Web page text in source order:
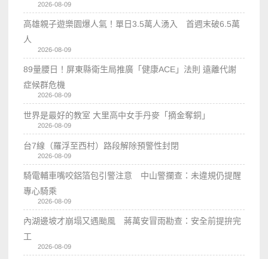
2026-08-09
高雄親子遊樂園爆人氣！單日3.5萬人湧入 首週末破6.5萬
人
2026-08-09
89量腰日！屏東縣衛生局推廣「健康ACE」法則 遠離代謝
症候群危機
2026-08-09
世界是最好的教室 大里高中女手丹麥「摘金奪銅」
2026-08-09
台7線（羅浮至西村）路段解除預警性封閉
2026-08-09
騎電輔車嘴咬鋁箔包引警注意 中山警攔查：未違規仍提醒
專心騎乘
2026-08-09
內湖邊坡才崩塌又遇颱風 蔣萬安冒雨勘查：安全前提拚完
工
2026-08-09